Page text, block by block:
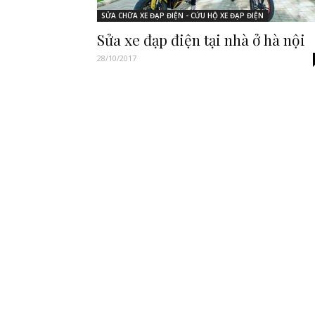
SỬA CHỮA XE ĐẠP ĐIỆN - CỨU HỘ XE ĐẠP ĐIỆN
Sửa xe đạp điện tại nhà ở hà nội
28/10/2017